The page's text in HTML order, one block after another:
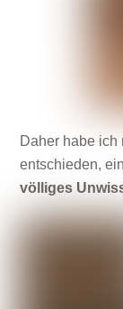
Daher habe ich
entschieden,
völliges